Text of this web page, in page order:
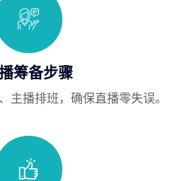
筹备步骤
主播排班，确保直播零失误。